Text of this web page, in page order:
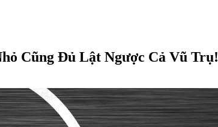
Cũng Đủ Lật Ngược Cả Vũ Trụ!